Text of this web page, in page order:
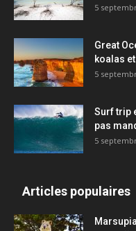
5
Great
koalas
5
Surf trip
pas
5
Articles populaires